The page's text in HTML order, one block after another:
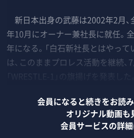
新日本出身の武藤は2002年2月、
年10月にオーナー兼社長に就任。
年になる。「白石新社長とはやって
は、このままプロレス活動を継続
会員になると続きをお読
オリジナル動画も
会員サービスの詳